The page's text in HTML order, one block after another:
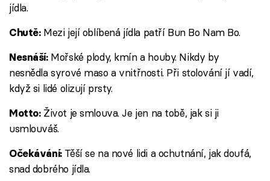
jídla.
Chutě: Mezi její oblíbená jídla patří Bun Bo Nam Bo.
Nesnáší: Mořské plody, kmín a houby. Nikdy by
nesnědla syrové maso a vnitřnosti. Při stolování jí vadí,
když si lidé olizují prsty.
Motto: Život je smlouva. Je jen na tobě, jak si ji
usmlouváš.
Očekávání: Těší se na nové lidi a ochutnání, jak doufá,
snad dobrého jídla.